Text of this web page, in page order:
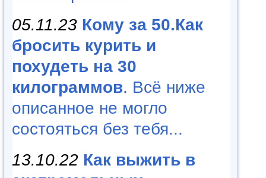
05.11.23 Кому за 50.Как
бросить курить и
похудеть на 30
килограммов. Всё ниже
описанное не могло
состояться без тебя...
13.10.22 Как выжить в